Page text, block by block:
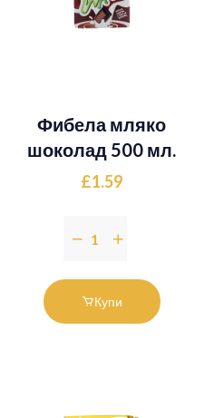
Фибела мляко
шоколад 500 мл.
£1.59
Купи